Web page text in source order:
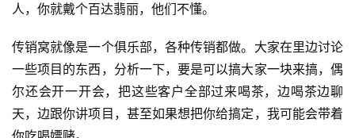
人，你就戴个百达翡丽，他们不懂。
传销窝就像是一个俱乐部，各种传销都做。大家在里边讨论
一些项目的东西，分析一下，要是可以搞大家一块来搞，偶
尔还会开一开会，把这些客户全部过来喝茶，边喝茶边聊
天，边跟你讲项目，甚至如果想把你给搞定，我可能会带着